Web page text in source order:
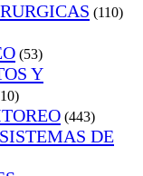
(110)
(53)
Y
(443)
DE